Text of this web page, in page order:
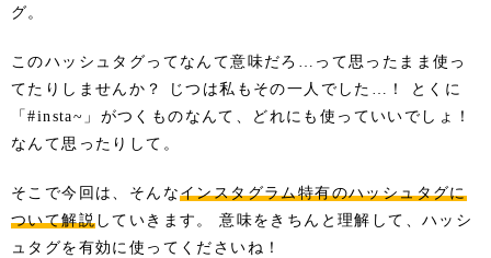
グ。
このハッシュタグってなんて意味だろ…って思ったまま使っ
てたりしませんか？ じつは私もその一人でした…！ とくに
「#insta~」がつくものなんて、どれにも使っていいでしょ！
なんて思ったりして。
そこで今回は、そんなインスタグラム特有のハッシュタグに
ついて解説 していきます。 意味をきちんと理解して、ハッシ
ュタグを有効に使ってくださいね！